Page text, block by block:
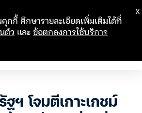
ฯ โจมตีเกาะเกชม์
กกี้ ศึกษารายละเอียดเพิ่มเติมได้ที่
ตัว และข้อตกลงการใช้บริการ
X